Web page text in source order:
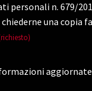
personali n. 679/
una copia